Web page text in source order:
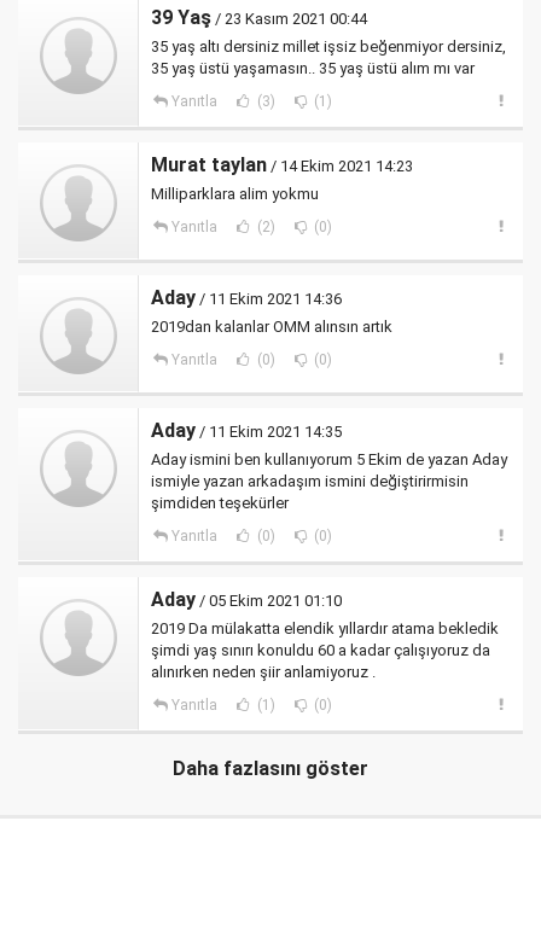
39 Yaş / 23 Kasım 2021 00:44
35 yaş altı dersiniz millet işsiz beğenmiyor dersiniz,
35 yaş üstü yaşamasın.. 35 yaş üstü alım mı var
Yanıtla (3) (1)
Murat taylan / 14 Ekim 2021 14:23
Milliparklara alim yokmu
Yanıtla (2) (0)
Aday / 11 Ekim 2021 14:36
2019dan kalanlar OMM alınsın artık
Yanıtla (0) (0)
Aday / 11 Ekim 2021 14:35
Aday ismini ben kullanıyorum 5 Ekim de yazan Aday
ismiyle yazan arkadaşım ismini değiştirirmisin
şimdiden teşekürler
Yanıtla (0) (0)
Aday / 05 Ekim 2021 01:10
2019 Da mülakatta elendik yıllardır atama bekledik
şimdi yaş sınırı konuldu 60 a kadar çalışıyoruz da
alınırken neden şiir anlamiyoruz .
Yanıtla (1) (0)
Daha fazlasını göster